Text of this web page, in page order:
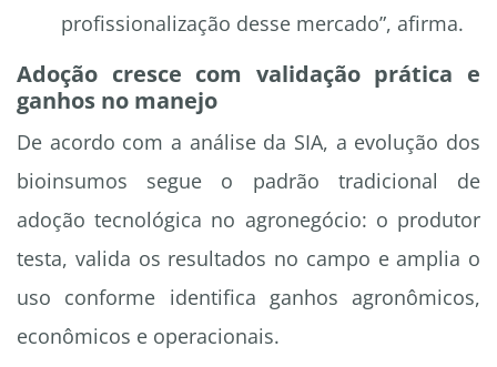
profissionalização desse mercado”, afirma.
Adoção cresce com validação prática e
ganhos no manejo
De acordo com a análise da SIA, a evolução dos
bioinsumos segue o padrão tradicional de
adoção tecnológica no agronegócio: o produtor
testa, valida os resultados no campo e amplia o
uso conforme identifica ganhos agronômicos,
econômicos e operacionais.